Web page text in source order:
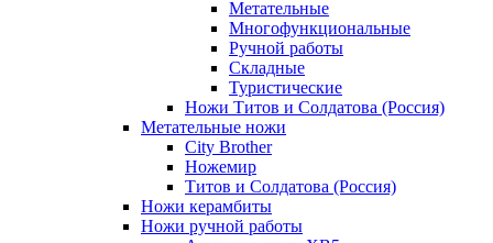
Метательные
Многофункциональные
Ручной работы
Складные
Туристические
Ножи Титов и Солдатова (Россия)
Метательные ножи
City Brother
Ножемир
Титов и Солдатова (Россия)
Ножи керамбиты
Ножи ручной работы